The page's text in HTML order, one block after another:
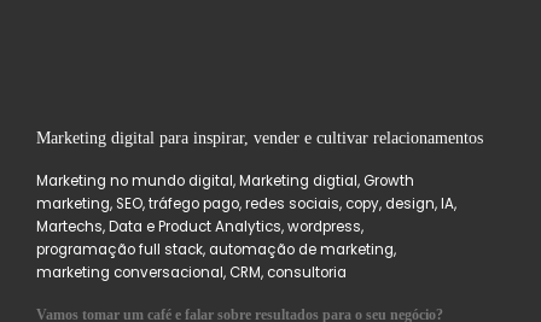
Marketing digital para inspirar, vender e cultivar relacionamentos
Marketing no mundo digital, Marketing digtial, Growth
marketing, SEO, tráfego pago, redes sociais, copy, design, IA,
Martechs, Data e Product Analytics, wordpress,
programação full stack, automação de marketing,
marketing conversacional, CRM, consultoria
Vamos tomar um café e falar sobre resultados para o seu negócio?